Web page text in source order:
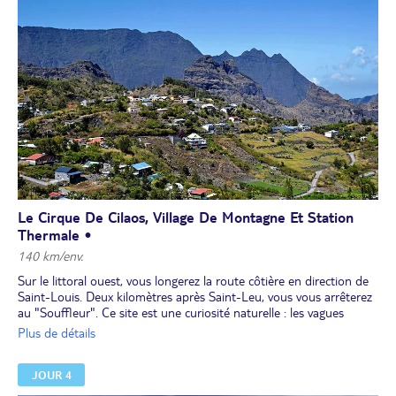
Dîner et nuit à l'hôtel.
Le Cirque De Cilaos, Village De Montagne Et Station
Thermale •
140 km/env.
Sur le littoral ouest, vous longerez la route côtière en direction de
Saint-Louis. Deux kilomètres après Saint-Leu, vous vous arrêterez
au "Souffleur". Ce site est une curiosité naturelle : les vagues
formées par la houle pénètrent dans les cavités et rejaillissent, en
Saint-Louis et entrée dans la vallée du Bras de Cilaos où vous
emprunterez la fameuse route aux 420 virages, taillée à flanc de
falaise. La succession de tunnels, de remparts vertigineux et de
Plus de détails
JOUR 4